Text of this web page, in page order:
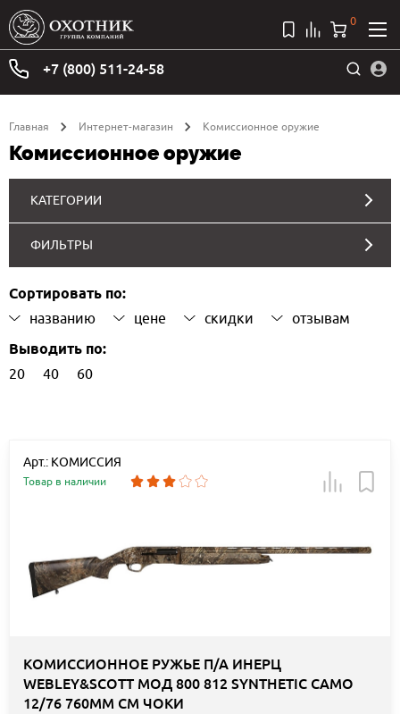
+7 (800) 511-24-58
0
Главная Интернет-магазин Комиссионное оружие
Комиссионное оружие
КАТЕГОРИИ
ФИЛЬТРЫ
Сортировать по:
названию цене скидки отзывам
Выводить по:
20 40 60
Арт.: КОМИССИЯ
Товар в наличии
КОМИССИОННОЕ РУЖЬЕ П/А ИНЕРЦ
WEBLEY&SCOTT МОД 800 812 SYNTHETIC CAMO
12/76 760ММ СМ ЧОКИ